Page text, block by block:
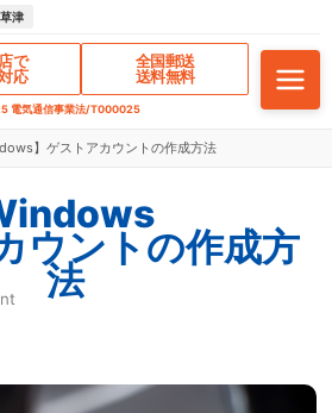
草津
で
応
全国郵送
送料無料
電気通信事業法/T000025
】ゲストアカウントの作成方法
ウントの作成方
法